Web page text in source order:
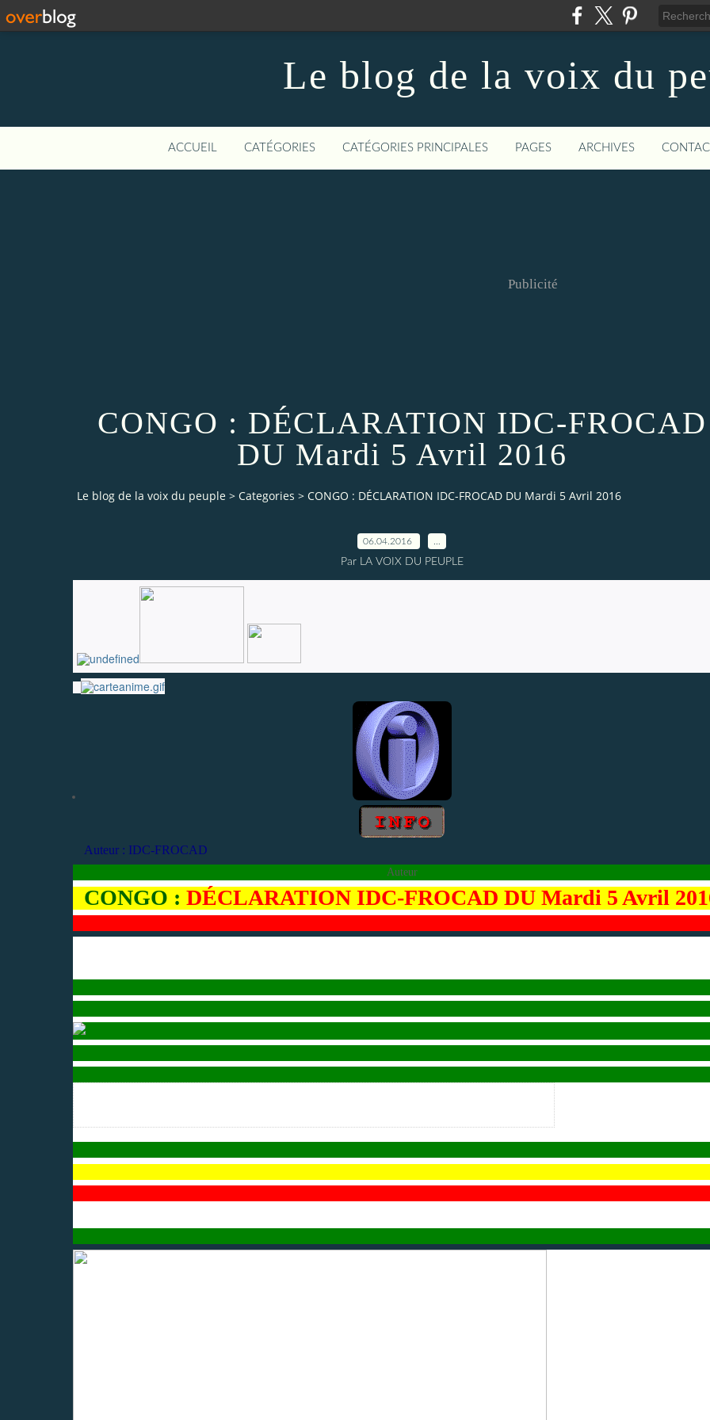
Le blog de la voix du
ACCUEIL CATÉGORIES CATÉGORIES PRINCIPALES PAGES ARCHIVES
Publicité
CONGO : DÉCLARATION IDC-FROCAD
DU Mardi 5 Avril 2016
Le blog de la voix du peuple > Categories > CONGO : DÉCLARATION IDC-FROCAD DU Mardi 5 Avril 2016
06.04.2016
Par LA VOIX DU PEUPLE
Auteur : IDC-FROCAD
Auteur
CONGO : DÉCLARATION IDC-FROCAD DU Mardi 5 Avril